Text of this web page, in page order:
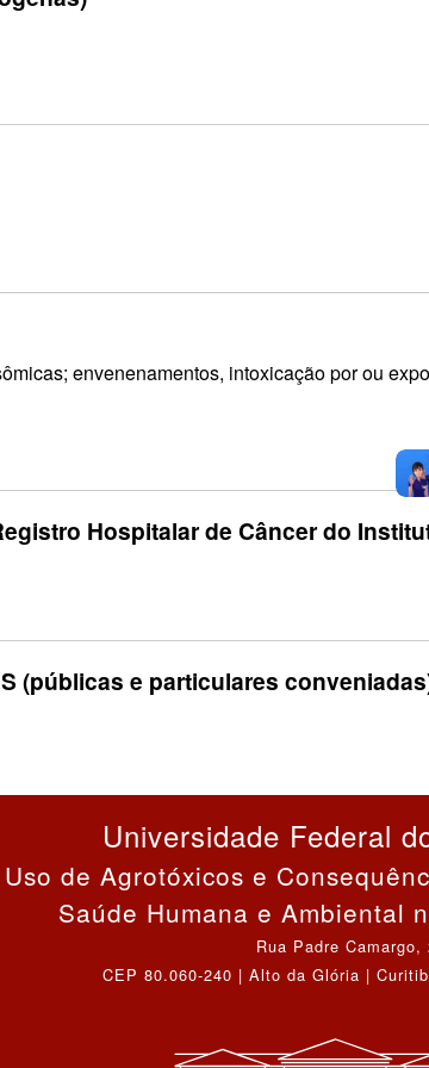
envenenamentos, intoxicação por ou
Hospitalar de Câncer do
(públicas e particulares
Universidade Federal
de Agrotóxicos e
Saúde Humana e Ambiental
Rua Padre Camargo,
CEP 80.060-240 | Alto da Glória |